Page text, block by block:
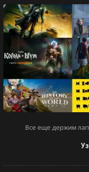
Все еще держим